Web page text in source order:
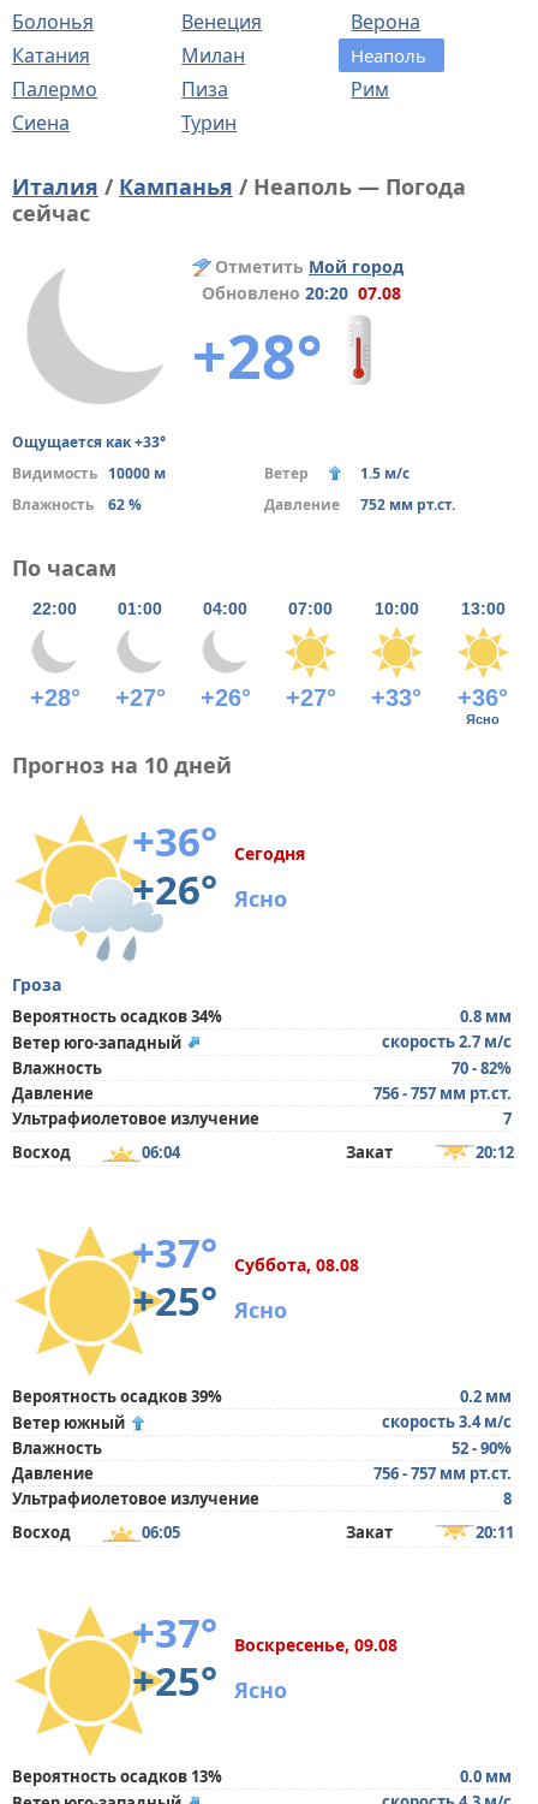
Болонья Венеция
Верона
Катания
Милан Неаполь
Палермо Пиза
Рим
Сиена
Турин
Италия / Кампанья / Неаполь — Погода
сейчас
Отметить Мой город
Обновлено 20:20 07.08
+28°
Ощущается как +33°
Видимость 10000 м Ветер
1.5 м/с
Влажность
62 % Давление 752 мм рт.ст.
По часам
22:00 01:00 04:00 07:00 10:00 13:00
+28° +27° +26° +27° +33° +36°
Ясно
Прогноз на 10 дней
+36°
+26°
Сегодня
Ясно
Гроза
Вероятность осадков 34%
0.8 мм
Ветер юго-западный
скорость 2.7 м/с
Влажность
70 - 82%
Давление
756 - 757 мм рт.ст.
Ультрафиолетовое излучение
7
Восход
06:04 Закат 20:12
+37°
+25°
Суббота, 08.08
Ясно
Вероятность осадков 39%
0.2 мм
Ветер южный
скорость 3.4 м/с
Влажность
52 - 90%
Давление
756 - 757 мм рт.ст.
Ультрафиолетовое излучение
8
Восход
06:05 Закат 20:11
+37°
+25°
Воскресенье, 09.08
Ясно
Вероятность осадков 13%
0.0 мм